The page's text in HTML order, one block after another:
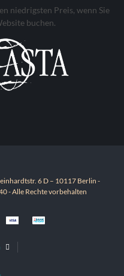
niedrigsten Preis, wenn Sie
buchen.
6 D – 10117 Berlin -
- Alle Rechte vorbehalten